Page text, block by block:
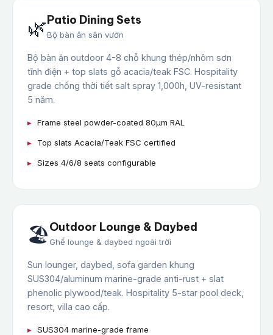
🌿Patio Dining Sets
Bộ bàn ăn sân vườn
Bộ bàn ăn outdoor 4-8 chỗ khung thép/nhôm sơn
tĩnh điện + top slats gỗ acacia/teak FSC. Hospitality
grade chống thời tiết salt spray 1,000h, UV-resistant
5 năm.
Frame steel powder-coated 80μm RAL
Top slats Acacia/Teak FSC certified
Sizes 4/6/8 seats configurable
🏖️Outdoor Lounge & Daybed
Ghế lounge & daybed ngoài trời
Sun lounger, daybed, sofa garden khung
SUS304/aluminum marine-grade anti-rust + slat
phenolic plywood/teak. Hospitality 5-star pool deck,
resort, villa cao cấp.
SUS304 marine-grade frame